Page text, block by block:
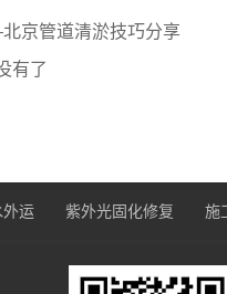
京管道清淤技巧分享
有了
运 紫外光固化修复 施